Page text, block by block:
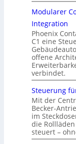
Modularer
Integration
Phoenix
C1 eine
offene
verbindet.
Steuerung
Mit der
Becker-
im
die
steuert –